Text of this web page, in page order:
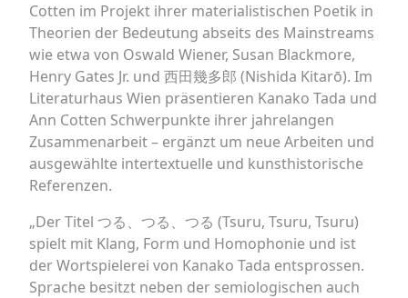
Cotten im Projekt ihrer materialistischen Poetik in
Theorien der Bedeutung abseits des Mainstreams
wie etwa von Oswald Wiener, Susan Blackmore,
Henry Gates Jr. und 西田幾多郎 (Nishida Kitarō). Im
Literaturhaus Wien präsentieren Kanako Tada und
Ann Cotten Schwerpunkte ihrer jahrelangen
Zusammenarbeit – ergänzt um neue Arbeiten und
ausgewählte intertextuelle und kunsthistorische
Referenzen.
„Der Titel つる、つる、つる (Tsuru, Tsuru, Tsuru)
spielt mit Klang, Form und Homophonie und ist
der Wortspielerei von Kanako Tada entsprossen.
Sprache besitzt neben der semiologischen auch